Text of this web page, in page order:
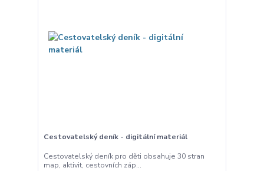
Cestovatelský deník - digitální materiál
Cestovatelský deník pro děti obsahuje 30 stran
map, aktivit, cestovních záp...